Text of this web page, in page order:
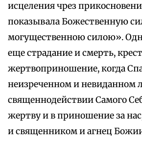
исцеления чрез
показывала Божественную
могущественною силою».
еще страдание и смерть,
жертвоприношение, когда
неизреченном и невиданном
священнодействии Самого
жертву и в приношение за
и священником и агнец